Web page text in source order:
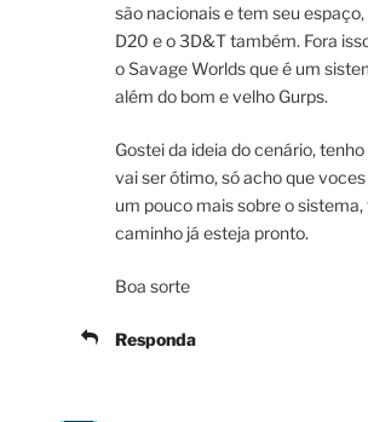
são nacionais e tem seu
D20 e o 3D&T também. Fora
o Savage Worlds que é um
além do bom e velho Gurps.
Gostei da ideia do cenário,
vai ser ótimo, só acho que
um pouco mais sobre o
caminho já esteja pronto.
Boa sorte
Responda